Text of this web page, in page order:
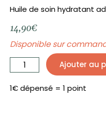
Huile de soin hydratant
14,90€
Disponible sur
de
Noisette
125
mL
Ajouter au
1€ dépensé = 1 point